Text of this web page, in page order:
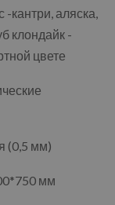
кантри, аляска,
клондайк -
цвете
(0,5 мм)
мм